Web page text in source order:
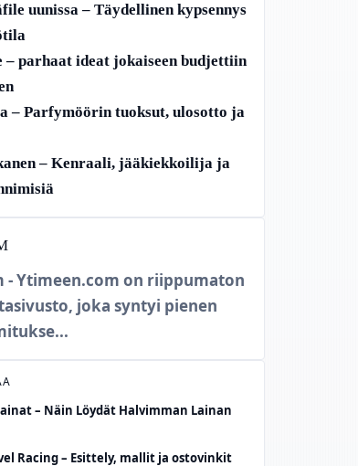
uunissa – Täydellinen kypsennys
– parhaat ideat jokaiseen budjettiin
– Parfymöörin tuoksut, ulosotto ja
– Kenraali, jääkiekkoilija ja
- Ytimeen.com on riippumaton
joka syntyi pienen
– Näin Löydät Halvimman Lainan
Racing – Esittely, mallit ja ostovinkit